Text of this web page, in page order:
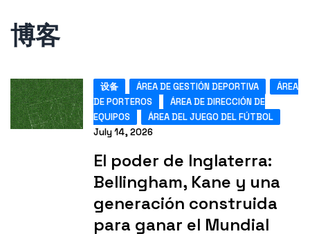
博客
设备 ÁREA DE GESTIÓN DEPORTIVA
ÁREA
DE PORTEROS
ÁREA DE DIRECCIÓN DE
EQUIPOS
ÁREA DEL JUEGO DEL FÚTBOL
July 14, 2026
El poder de Inglaterra:
Bellingham, Kane y una
generación construida
para ganar el Mundial